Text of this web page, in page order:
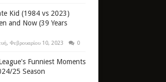
Kid (1984 vs 2023)
and Now (39 Years
Φεβρουαρίου 10, 2023 0
Funniest Moments
25 Season